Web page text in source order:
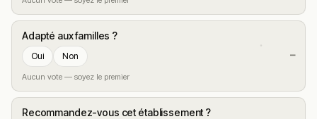
Adapté aux familles ?
Oui Non
Aucun vote — soyez le premier
—
Recommandez-vous cet établissement ?